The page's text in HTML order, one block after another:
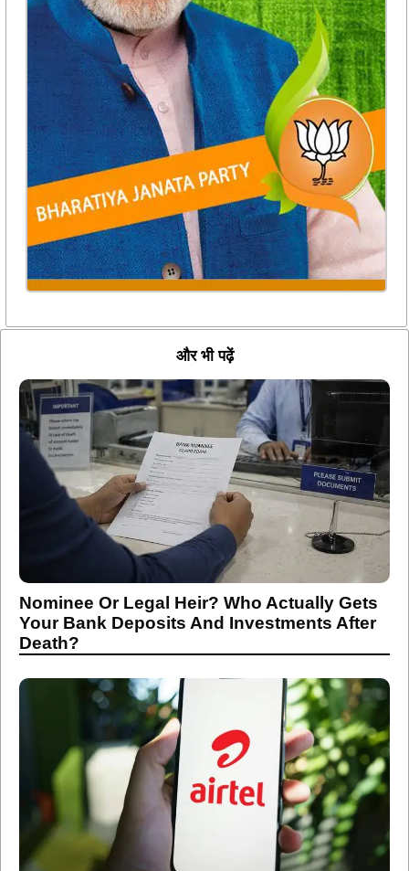
और भी पढ़ें
Nominee Or Legal Heir? Who Actually Gets
Your Bank Deposits And Investments After
Death?